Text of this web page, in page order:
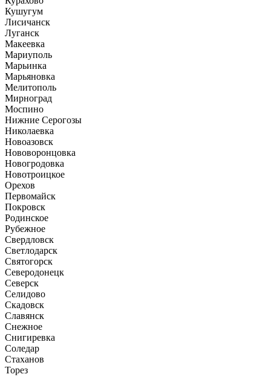
Кушугум
Лисичанск
Луганск
Макеевка
Мариуполь
Марьинка
Марьяновка
Мелитополь
Мирноград
Моспино
Нижние Серогозы
Николаевка
Новоазовск
Нововоронцовка
Новогродовка
Новотроицкое
Орехов
Первомайск
Покровск
Родинское
Рубежное
Свердловск
Светлодарск
Святогорск
Северодонецк
Северск
Селидово
Скадовск
Славянск
Снежное
Снигиревка
Соледар
Стаханов
Торез